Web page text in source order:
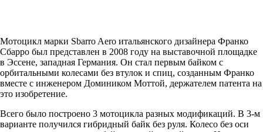
Мотоцикл марки Sbarro Aero итальянского дизайнера Франко
Сбарро был представлен в 2008 году на выставочной площадке
в Эссене, западная Германия. Он стал первым байком с
орбитальными колесами без втулок и спиц, созданным Франко
вместе с инженером Домиником Моттой, держателем патента на
это изобретение.
Всего было построено 3 мотоцикла разных модификаций. В 3-м
варианте получился гибридный байк без руля. Колесо без оси